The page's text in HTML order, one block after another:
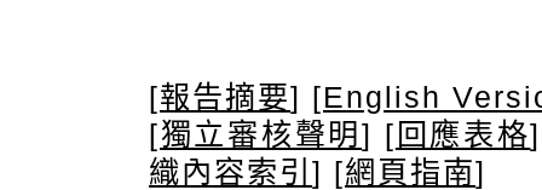
[報告摘要] [English
[獨立審核聲明] [ 回應表格
織內容索引 ] [網頁指南]